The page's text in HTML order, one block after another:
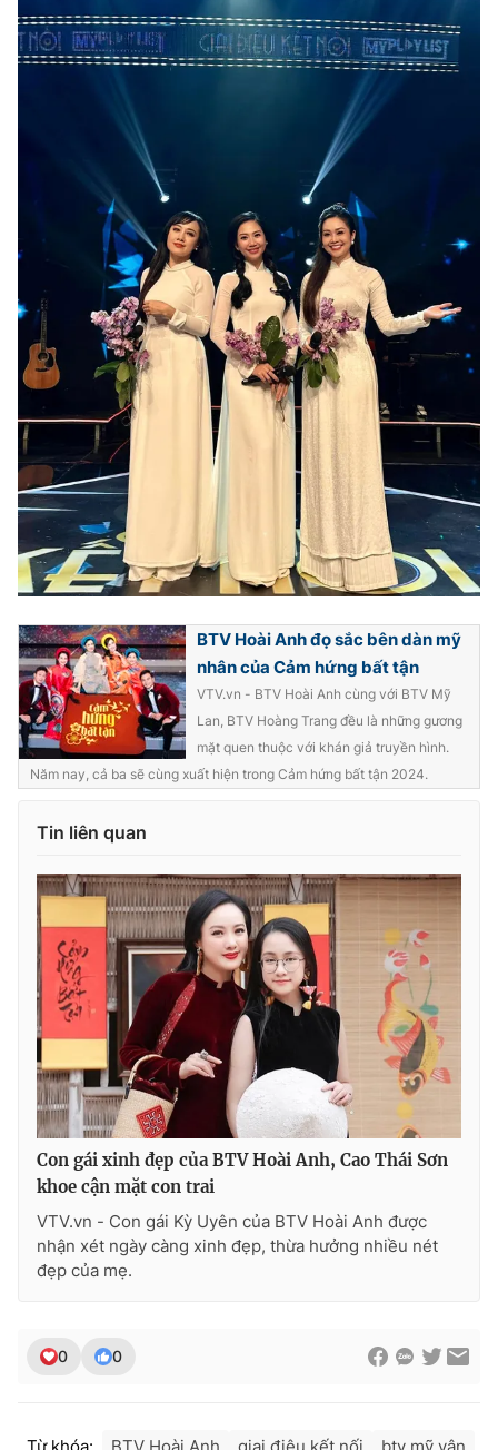
BTV Hoài Anh đọ sắc bên dàn mỹ
nhân của Cảm hứng bất tận
VTV.vn - BTV Hoài Anh cùng với BTV Mỹ
Lan, BTV Hoàng Trang đều là những gương
mặt quen thuộc với khán giả truyền hình.
Năm nay, cả ba sẽ cùng xuất hiện trong Cảm hứng bất tận 2024.
Tin liên quan
Con gái xinh đẹp của BTV Hoài Anh, Cao Thái Sơn
khoe cận mặt con trai
VTV.vn - Con gái Kỳ Uyên của BTV Hoài Anh được
nhận xét ngày càng xinh đẹp, thừa hưởng nhiều nét
đẹp của mẹ.
0 0